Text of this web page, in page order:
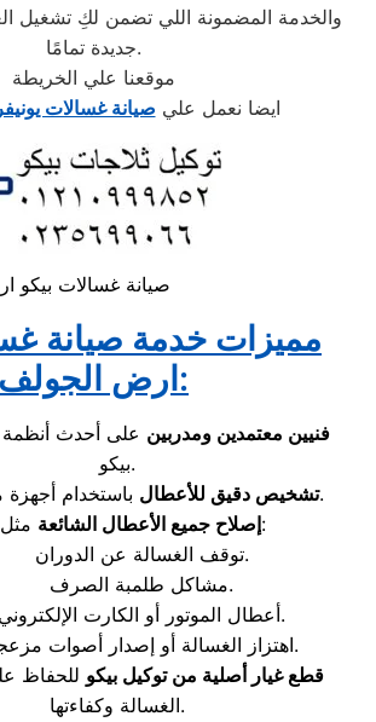
والخدمة المضمونة اللي تضمن لكِ تشغيل
جديدة تمامًا.
موقعنا علي الخريطة
ايضا نعمل علي صيانة غسالات
صيانة غسالات بيكو
مميزات خدمة صيانة
ارض الجولف:
فنيين معتمدين ومدربين على أحدث
بيكو.
تشخيص دقيق للأعطالباستخدام أجهزة متطورة.
إصلاح جميع الأعطال الشائعةمثل:
توقف الغسالة عن الدوران.
مشاكل طلمبة الصرف.
أعطال الموتور أو الكارت الإلكتروني.
اهتزاز الغسالة أو إصدار أصوات مزعجة.
قطع غيار أصلية من توكيل بيكو للحفاظ
الغسالة وكفاءتها.